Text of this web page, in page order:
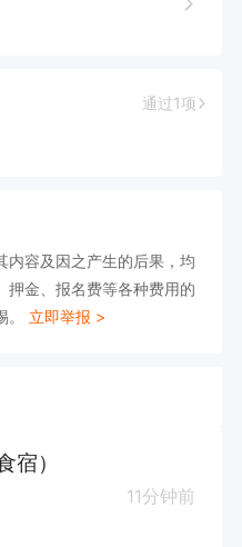
通过1项
内容及因之产生的后果，均
押金、报名费等各种费用的
。 立即举报 >
）
11分钟前